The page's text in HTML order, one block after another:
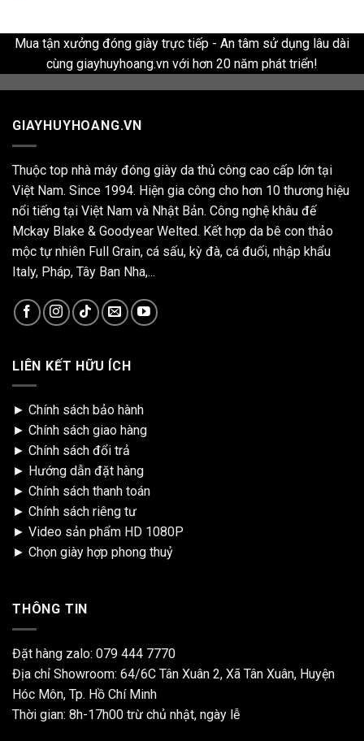
Mua tận xưởng đóng giày trực tiếp - An tâm sử dụng lâu dài
cùng giayhuyhoang.vn với hơn 20 năm phát triển!
GIAYHUYHOANG.VN
Thuộc top nhà máy đóng giày da thủ công cao cấp lớn tại
Việt Nam. Since 1994. Hiện gia công cho hơn 10 thương hiệu
nổi tiếng tại Việt Nam và Nhật Bản. Công nghệ khâu đế
Mckay Blake & Goodyear Welted. Kết hợp da bê con thảo
mộc tự nhiên Full Grain, cá sấu, kỳ đà, cá đuối, nhập khẩu
Italy, Pháp, Tây Ban Nha,...
LIÊN KẾT HỮU ÍCH
► Chính sách bảo hành
► Chính sách giao hàng
► Chính sách đổi trả
► Hướng dẫn đặt hàng
► Chính sách thanh toán
► Chính sách riêng tư
► Video sản phẩm HD 1080P
► Chọn giày hợp phong thuỷ
THÔNG TIN
Đặt hàng zalo: 079 444 7770
Địa chỉ Showroom: 64/6C Tân Xuân 2, Xã Tân Xuân, Huyện
Hóc Môn, Tp. Hồ Chí Minh
Thời gian: 8h-17h00 trừ chủ nhật, ngày lễ